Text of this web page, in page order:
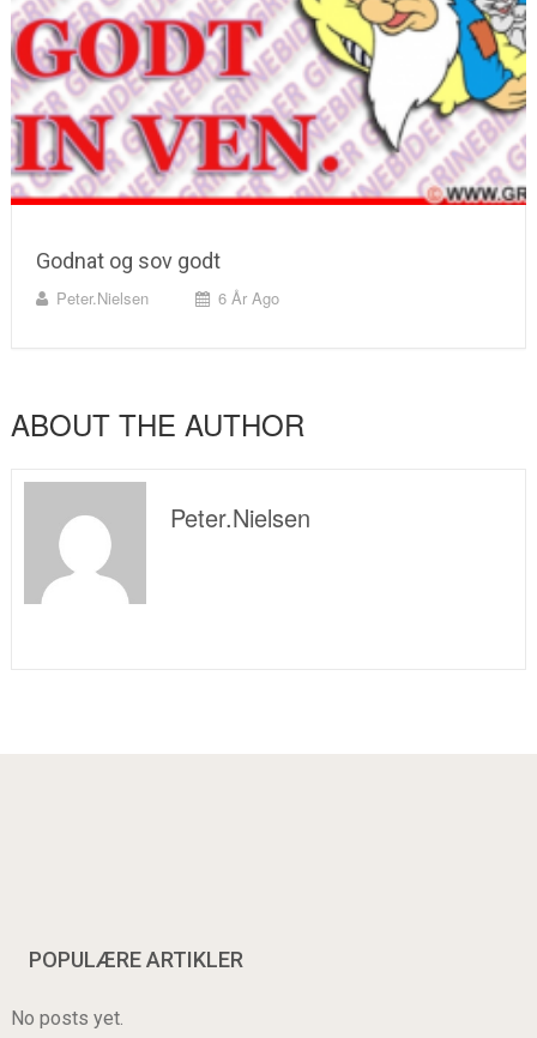
Godnat og sov godt
Peter.nielsen 6 År Ago
ABOUT THE AUTHOR
Peter.nielsen
POPULÆRE ARTIKLER
No posts yet.